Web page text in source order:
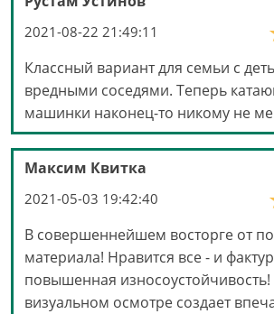
2021-08-22 21:49:11
Классный вариант для семьи с
вредными соседями. Теперь
машинки наконец-то никому не
Максим Квитка
2021-05-03 19:42:40
В совершеннейшем восторге от
материала! Нравится все - и
повышенная
визуальном осмотре создает